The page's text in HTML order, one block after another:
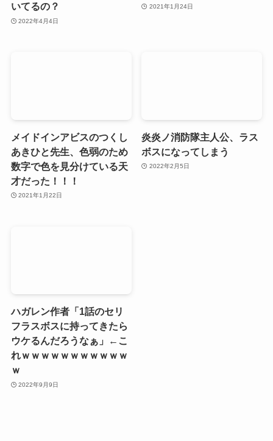
いてるの？
2022年4月4日
2021年1月24日
メイドインアビスのつくし
あきひと先生、色弱のため
数字で色を見分けている天
才だった！！！
2021年1月22日
炎炎ノ消防隊主人公、ラス
ボスになってしまう
2022年2月5日
ハガレン作者「1話のセリ
フラスボスに持ってきたら
ウケるんだろうなぁ」←こ
れｗｗｗｗｗｗｗｗｗｗｗ
ｗ
2022年9月9日